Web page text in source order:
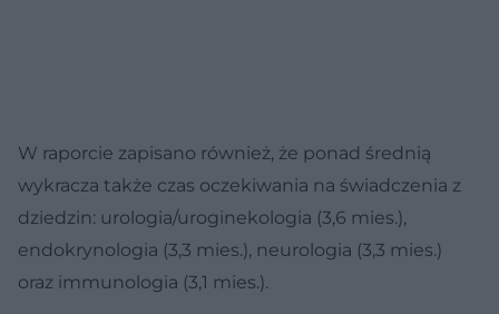
W raporcie zapisano również, że ponad średnią
wykracza także czas oczekiwania na świadczenia z
dziedzin: urologia/uroginekologia (3,6 mies.),
endokrynologia (3,3 mies.), neurologia (3,3 mies.)
oraz immunologia (3,1 mies.).